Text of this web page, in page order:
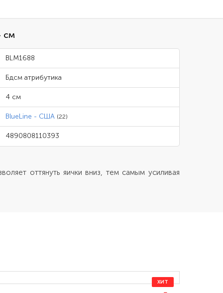
см
BLM1688
Бдсм атрибутика
4 см
BlueLine - США (22)
4890808110393
оттянуть яички вниз, тем самым усиливая
ХИТ